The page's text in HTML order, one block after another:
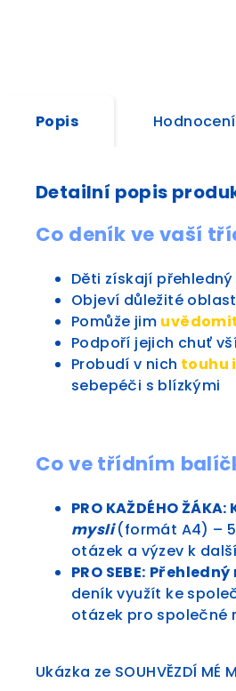
Popis
Detailní popis
Co deník ve vaší
Děti získají přehledný
Objeví důležité
Pomůže jim
Podpoří jejich chuť
Probudí v nich touhu
sebepéči s blízkými
Co ve třídním
PRO KAŽDÉHO
mysli (formát A4) –⁠
otázek a výzev k
PRO SEBE: Přehledný
deník využít ke
otázek pro společné
Ukázka ze SOUHVĚZDÍ MÉ